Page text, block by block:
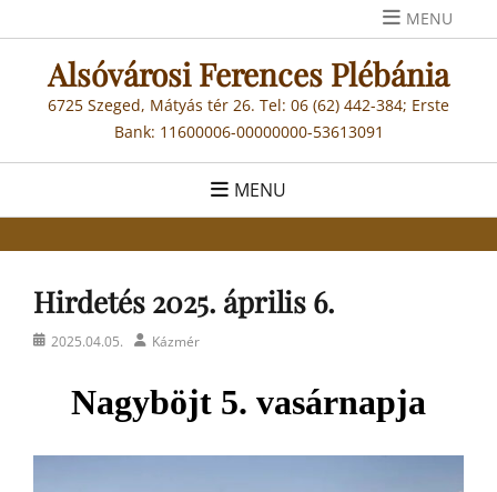
to
content
MENU
Alsóvárosi Ferences Plébánia
6725 Szeged, Mátyás tér 26. Tel: 06 (62) 442-384; Erste
Bank: 11600006-00000000-53613091
MENU
Hirdetés 2025. április 6.
Posted2025.04.05. AuthorKázmér
Nagyböjt 5. vasárnapja